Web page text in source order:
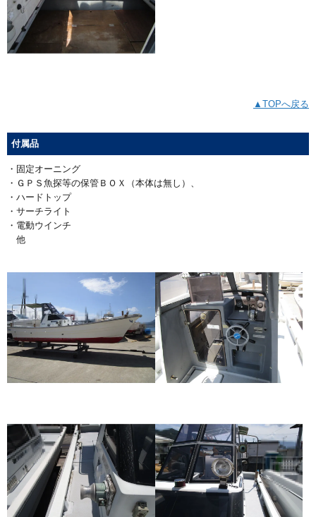
▲TOPへ戻る
付属品
・固定オーニング
・ＧＰＳ魚探等の保管ＢＯＸ（本体は無し）、
・ハードトップ
・サーチライト
・電動ウインチ
他